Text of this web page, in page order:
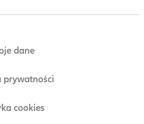
dane
prywatności
cookies